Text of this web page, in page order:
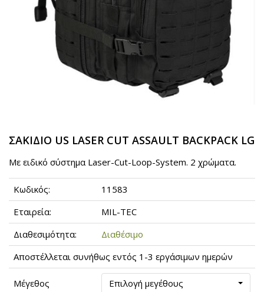
ΣΑΚΙΔΙΟ US LASER CUT ASSAULT BACKPACK LG
Με ειδικό σύστημα Laser-Cut-Loop-System. 2 χρώματα.
Κωδικός:
11583
Εταιρεία:
MIL-TEC
Διαθεσιμότητα:
Διαθέσιμο
Αποστέλλεται συνήθως εντός 1-3 εργάσιμων ημερών
Μέγεθος Επιλογή μεγέθους